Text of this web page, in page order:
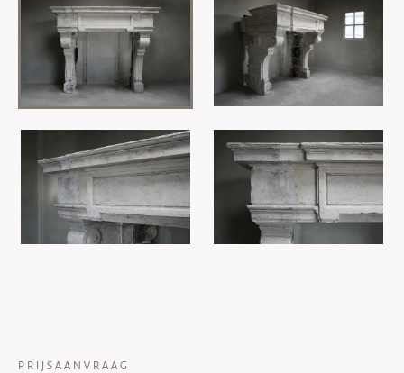
PRIJSAANVRAAG